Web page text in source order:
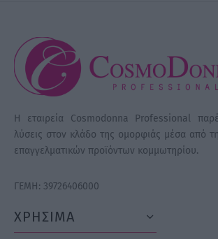
Η εταιρεία Cosmodonna Professional
λύσεις στον κλάδο της ομορφιάς μέσα από
επαγγελματικών προϊόντων κομμωτηρίου.
ΓΕΜΗ: 39726406000
ΧΡΗΣΙΜΑ